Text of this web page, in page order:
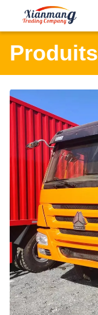
Produits